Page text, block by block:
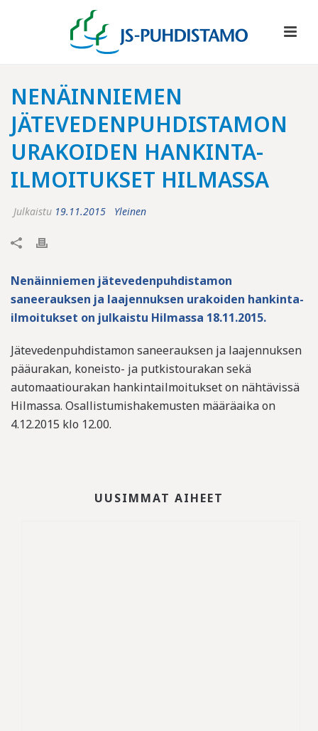
NENÄINNIEMEN
JÄTEVEDENPUHDISTAMON
URAKOIDEN HANKINTA-
ILMOITUKSET HILMASSA
Julkaistu 19.11.2015 Yleinen
Nenäinniemen jätevedenpuhdistamon
saneerauksen ja laajennuksen urakoiden hankinta-
ilmoitukset on julkaistu Hilmassa 18.11.2015.
Jätevedenpuhdistamon saneerauksen ja laajennuksen
pääurakan, koneisto- ja putkistourakan sekä
automaatiourakan hankintailmoitukset on nähtävissä
Hilmassa. Osallistumishakemusten määräaika on
4.12.2015 klo 12.00.
UUSIMMAT AIHEET